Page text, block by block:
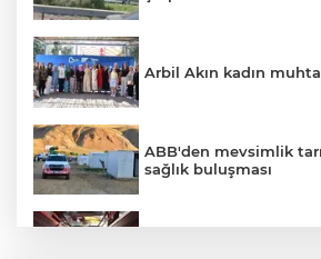
Arbil Akın kadın
ABB'den mevsimlik
sağlık buluşması